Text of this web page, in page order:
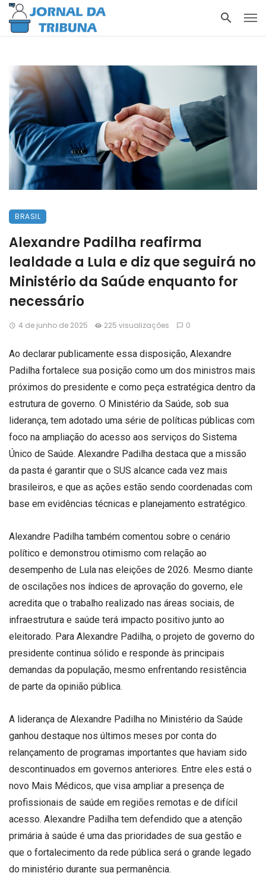
BRASIL
Alexandre Padilha reafirma
lealdade a Lula e diz que seguirá no
Ministério da Saúde enquanto for
necessário
4 de junho de 2025 225 visualizações 0
O
ministro
Alexandre
Padilha
reafirmou
nesta
quarta-
feira
seu
compromisso
permanecer
no
comando
do
Ministério
da
Saúde
enquanto
tiver
a
confiança
presidente
Luiz
Inácio
Lula
da
Silva.
Segundo
ele,
sua
permanência
Ao declarar publicamente essa disposição, Alexandre
Padilha fortalece sua posição como um dos ministros mais
próximos do presidente e como peça estratégica dentro da
estrutura de governo. O Ministério da Saúde, sob sua
liderança, tem adotado uma série de políticas públicas com
foco na ampliação do acesso aos serviços do Sistema
Único de Saúde. Alexandre Padilha destaca que a missão
da pasta é garantir que o SUS alcance cada vez mais
brasileiros, e que as ações estão sendo coordenadas com
base em evidências técnicas e planejamento estratégico.
Alexandre Padilha também comentou sobre o cenário
político e demonstrou otimismo com relação ao
desempenho de Lula nas eleições de 2026. Mesmo diante
de oscilações nos índices de aprovação do governo, ele
acredita que o trabalho realizado nas áreas sociais, de
infraestrutura e saúde terá impacto positivo junto ao
eleitorado. Para Alexandre Padilha, o projeto de governo do
presidente continua sólido e responde às principais
demandas da população, mesmo enfrentando resistência
de parte da opinião pública.
A liderança de Alexandre Padilha no Ministério da Saúde
ganhou destaque nos últimos meses por conta do
relançamento de programas importantes que haviam sido
descontinuados em governos anteriores. Entre eles está o
novo Mais Médicos, que visa ampliar a presença de
profissionais de saúde em regiões remotas e de difícil
acesso. Alexandre Padilha tem defendido que a atenção
primária à saúde é uma das prioridades de sua gestão e
que o fortalecimento da rede pública será o grande legado
do ministério durante sua permanência.